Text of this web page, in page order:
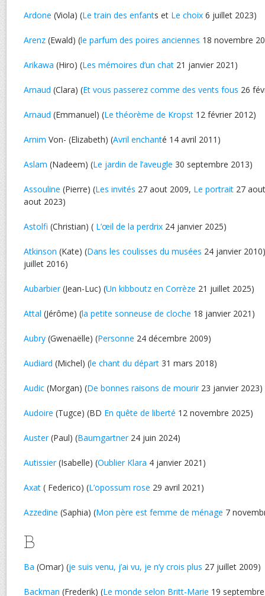
Ardone (Viola) (Le train des enfants et Le choix 6 juillet 2023)
Arenz (Ewald) (le parfum des poires anciennes 18 novembre
Arikawa (Hiro) (Les mémoires d’un chat 21 janvier 2021)
Arnaud (Clara) (Et vous passerez comme des vents fous 26
Arnaud (Emmanuel) (Le théorème de Kropst 12 février 2012)
Arnim Von- (Elizabeth) (Avril enchanté 14 avril 2011)
Aslam (Nadeem) (Le jardin de l’aveugle 30 septembre 2013)
Assouline (Pierre) (Les invités 27 aout 2009, Le portrait 27
aout 2023)
Astolfi (Christian) ( L’œil de la perdrix 24 janvier 2025)
Atkinson (Kate) (Dans les coulisses du musées 24 janvier
juillet 2016)
Aubarbier(Jean-Luc) (Un kibboutz en Corrèze 21 juillet 2025)
Attal (Jérôme) (la petite sonneuse de cloche 18 janvier 2021)
Aubry (Gwenaëlle) (Personne 24 décembre 2009)
Audiard (Michel) (le chant du départ 31 mars 2018)
Audic (Morgan) (De bonnes raisons de mourir23 janvier 2023)
Audoire (Tugce) (BD En quête de liberté 12 novembre 2025)
Auster(Paul) (Baumgartner24 juin 2024)
Autissier(Isabelle) (Oublier Klara 4 janvier 2021)
Axat ( Federico) (L’opossum rose 29 avril 2021)
Azzedine (Saphia) (Mon père est femme de ménage 7
B
Ba (Omar) (je suis venu, j’ai vu, je n’y crois plus 27 juillet 2009)
Backman (Frederik) (Le monde selon Britt-Marie 19